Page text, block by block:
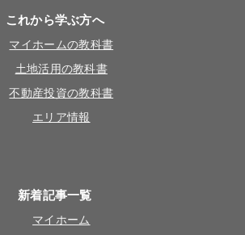
これから学ぶ方へ
マイホームの教科書
土地活用の教科書
不動産投資の教科書
エリア情報
新着記事一覧
マイホーム